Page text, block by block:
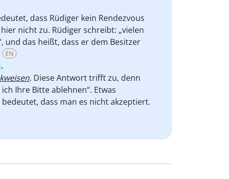
dass Rüdiger kein Rendezvous
nicht zu. Rüdiger schreibt: „vielen
und das heißt, dass er dem Besitzer
EN
. Diese Antwort trifft zu, denn
Ihre Bitte ablehnen“. Etwas
dass man es nicht akzeptiert.